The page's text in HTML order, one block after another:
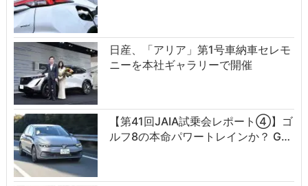
日産、「アリア」第1号車納車セレモ
ニーを本社ギャラリーで開催
【第41回JAIA試乗会レポート④】ゴ
ルフ8の本命パワートレインか？ G…